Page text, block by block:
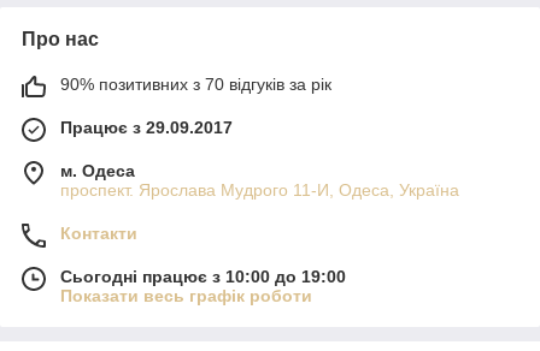
Про нас
90% позитивних з 70 відгуків за рік
Працює з 29.09.2017
м. Одеса
проспект. Ярослава Мудрого 11-И, Одеса, Україна
Контакти
Сьогодні працює з 10:00 до 19:00
Показати весь графік роботи